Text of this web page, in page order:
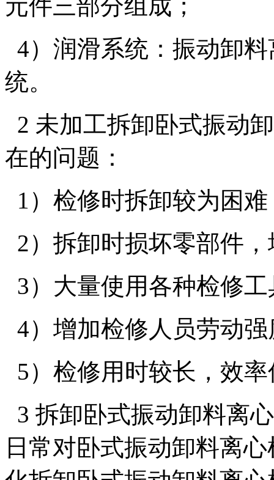
元件三部分组成；
4）润滑系统：振动卸
统。
2 未加工拆卸卧式振动
在的问题：
1）检修时拆卸较为困难
2）拆卸时损坏零部件
3）大量使用各种检修
4）增加检修人员劳动强
5）检修用时较长，效
3 拆卸卧式振动卸料离
日常对卧式振动卸料离